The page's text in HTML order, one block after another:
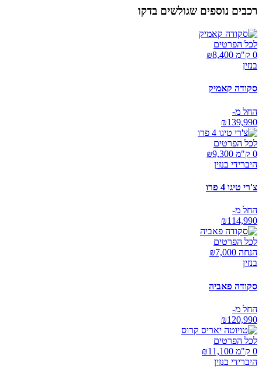
רכבים נוספים שגולשים בדקו
לכל הפרטים
0 ק"מ ₪
8,400
בנזין
סקודה קאמיק
החל מ-
₪139,990
לכל הפרטים
0 ק"מ ₪
9,300
היברידי בנזין
צ'רי טיגו 4 פרו
החל מ-
₪114,990
לכל הפרטים
הנחה ₪ 7,000
בנזין
סקודה פאביה
החל מ-
₪120,990
לכל הפרטים
0 ק"מ ₪
11,100
היברידי בנזין